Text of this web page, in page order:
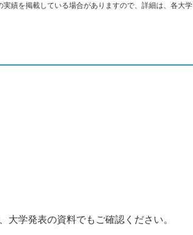
績を掲載している場合がありますので、詳細は、各大学
学発表の資料でもご確認ください。